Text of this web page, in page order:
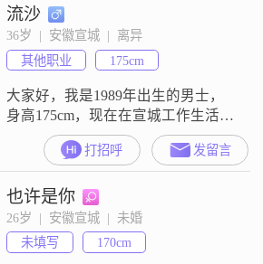
成熟稳重的，平时随和也容易相
处，待人真诚可靠##3002##我比较
看重家庭，觉得家是生活的重心，
平时生活里也习惯勤俭节约
##3002##闲暇
流沙
36岁  |  安徽宣城  |  离异
其他职业
175cm
大家好，我是1989年出生的男士，
身高175cm，现在在宣城工作生活
##3002##我的学历是高中及以下，
目前的月收入在3000元以下
##3002##我的性格比较稳重可靠，
平时做事情自信果断，对生活一直
保持乐观积极的态度##3002##我这
个人很有耐心，也比较包容，大家
都说我成熟稳重，随和易相处
打招呼 发留言
也许是你
26岁  |  安徽宣城  |  未婚
未填写
170cm